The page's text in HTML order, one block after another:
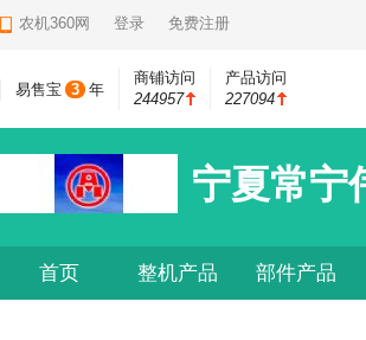
农机360网 登录 免费注册
易售宝 3 年
商铺访问
244957
产品访问
227094
宁夏常宁
首页 整机产品 部件产品